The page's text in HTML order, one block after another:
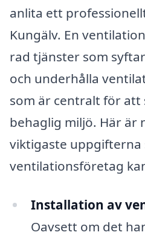
anlita ett
Kungälv. En
rad tjänster som
och underhålla
som är centralt för att
behaglig miljö. Här är
viktigaste uppgifterna
ventilationsföretag
Installation av
Oavsett om det